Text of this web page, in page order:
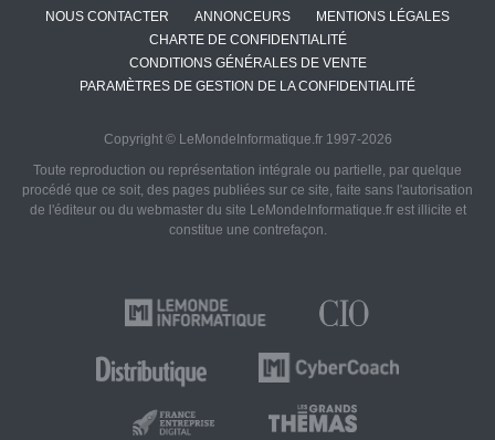
NOUS CONTACTER ANNONCEURS
MENTIONS LÉGALES
CHARTE DE CONFIDENTIALITÉ
CONDITIONS GÉNÉRALES DE VENTE
PARAMÈTRES DE GESTION DE LA CONFIDENTIALITÉ
Copyright © LeMondeInformatique.fr 1997-2026
Toute reproduction ou représentation intégrale ou partielle, par quelque
procédé que ce soit, des pages publiées sur ce site, faite sans l'autorisation
de l'éditeur ou du webmaster du site LeMondeInformatique.fr est illicite et
constitue une contrefaçon.